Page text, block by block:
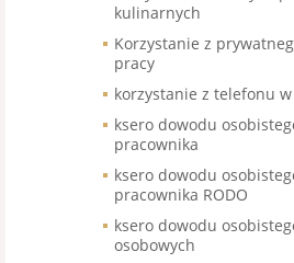
kulinarnych
Korzystanie z
pracy
korzystanie z telefonu
ksero dowodu
pracownika
ksero dowodu
pracownika RODO
ksero dowodu
osobowych